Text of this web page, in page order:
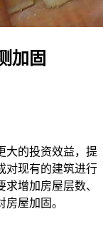
加固
大的投资效益，提
对现有的建筑进行
增加房屋层数、
屋加固。